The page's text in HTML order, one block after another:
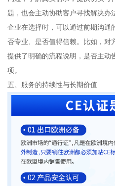
题，也会主动协助客户寻找解决办
企业在选择时，可以通过前期沟通
否专业、是否值得信赖。比如，对
提供了明确的流程说明，是否主动
项。
五、服务的持续性与长期价值